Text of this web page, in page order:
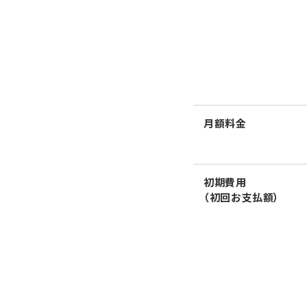
月額料金
初期費用
（初回お支払額）